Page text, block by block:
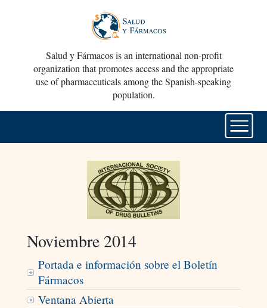
Salud y Fármacos is an international non-profit
organization that promotes access and the appropriate
use of pharmaceuticals among the Spanish-speaking
population.
Noviembre 2014
Portada e información sobre el Boletín
Fármacos
Ventana Abierta